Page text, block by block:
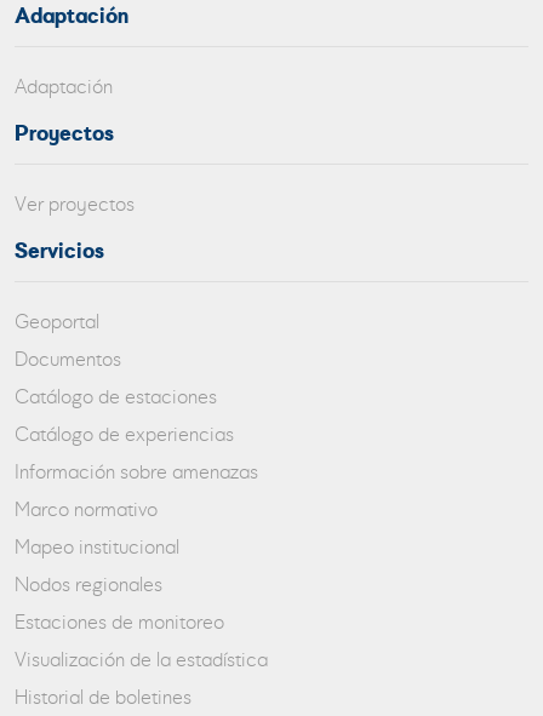
Adaptación
Adaptación
Proyectos
Ver proyectos
Servicios
Geoportal
Documentos
Catálogo de estaciones
Catálogo de experiencias
Información sobre amenazas
Marco normativo
Mapeo institucional
Nodos regionales
Estaciones de monitoreo
Visualización de la estadística
Historial de boletines